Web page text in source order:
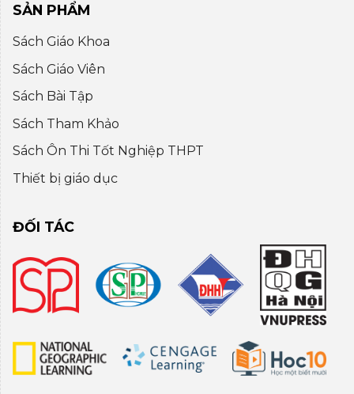
SẢN PHẨM
Sách Giáo Khoa
Sách Giáo Viên
Sách Bài Tập
Sách Tham Khảo
Sách Ôn Thi Tốt Nghiệp THPT
Thiết bị giáo dục
ĐỐI TÁC